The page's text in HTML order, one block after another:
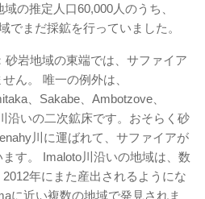
の推定人口60,000人のうち、
でまだ採鉱を行っていました。
砂岩地域の東端では、サファイア
ん。 唯一の例外は、
、Sakabe、Ambotzove、
沿いの二次鉱床です。おそらく砂
川に運ばれて、サファイアが
す。 Imaloto川沿いの地域は、数
年にまた産出されるようにな
に近い複数の地域で発見されま